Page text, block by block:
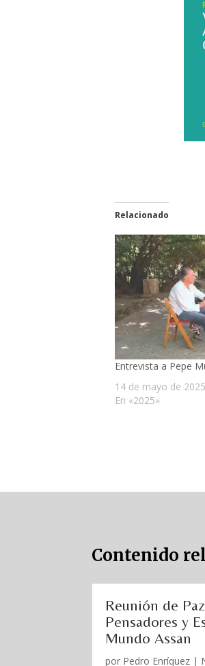
Relacionado
Entrevista a Pepe
14 de mayo de 2025
En «2025»
Contenido
Reunión de
Pensadores y
Mundo Assan
por Pedro Enríquez |